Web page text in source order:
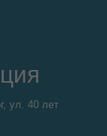
ул. 40 лет